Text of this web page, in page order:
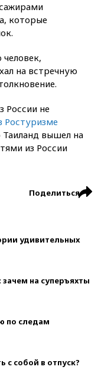
которые
человек,
на встречную
России не
Ростуризме
Таиланд вышел на
из России
Поделиться
удивительных
на суперъяхты
по следам
с собой в отпуск?